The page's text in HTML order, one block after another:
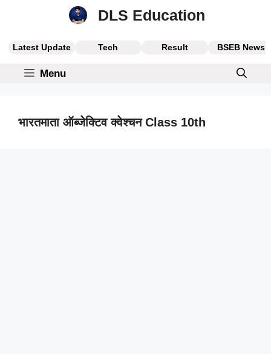
DLS Education
Latest Update Tech Result BSEB News
Menu
भारतमाता ऑब्जेक्टिव क्वेश्चन Class 10th